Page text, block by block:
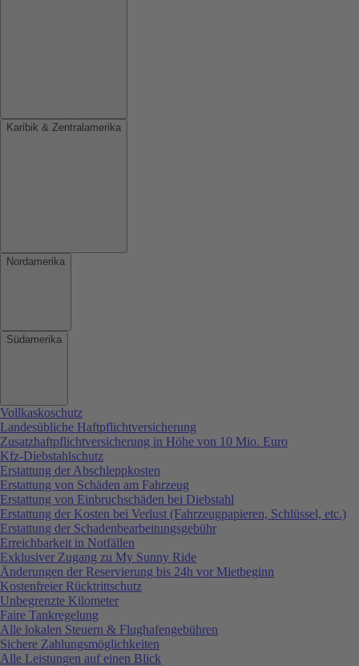
Karibik & Zentralamerika
Nordamerika
Südamerika
Vollkaskoschutz
Landesübliche Haftpflichtversicherung
Zusatzhaftpflichtversicherung in Höhe von 10 Mio. Euro
Kfz-Diebstahlschutz
Erstattung der Abschleppkosten
Erstattung von Schäden am Fahrzeug
Erstattung von Einbruchschäden bei Diebstahl
Erstattung der Kosten bei Verlust (Fahrzeugpapieren, Schlüssel, etc.)
Erstattung der Schadenbearbeitungsgebühr
Erreichbarkeit in Notfällen
Exklusiver Zugang zu My Sunny Ride
Änderungen der Reservierung bis 24h vor Mietbeginn
Kostenfreier Rücktrittschutz
Unbegrenzte Kilometer
Faire Tankregelung
Alle lokalen Steuern & Flughafengebühren
Sichere Zahlungsmöglichkeiten
Alle Leistungen auf einen Blick